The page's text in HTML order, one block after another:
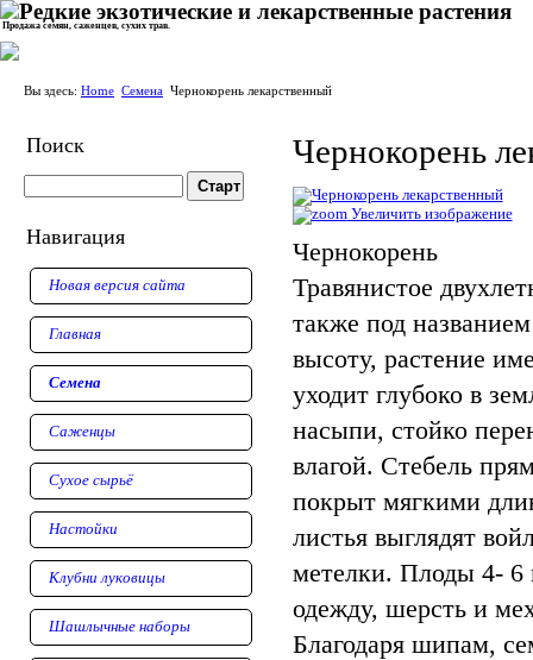
Продажа семян, саженцев, сухих трав.
Вы здесь: Home Семена Чернокорень лекарственный
Поиск
Навигация
Новая версия сайта
Главная
Семена
Саженцы
Сухое сырьё
Настойки
Клубни луковицы
Шашлычные наборы
Чернокорень
Увеличить изображение
Чернокорень
Травянистое
также под
высоту, растение
уходит глубоко в
насыпи, стойко
влагой. Стебель
покрыт мягкими
листья выглядят
метелки. Плоды 4-
одежду, шерсть и
Благодаря шипам,